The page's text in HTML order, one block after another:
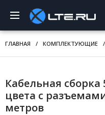
ГЛАВНАЯ / КОМПЛЕКТУЮЩИЕ /
Кабельная сборка
цвета с
метров